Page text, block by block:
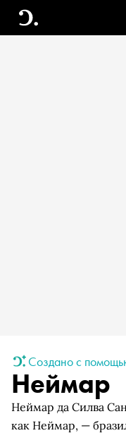
Создано с
Неймар
Неймар да Силва
как Неймар, —